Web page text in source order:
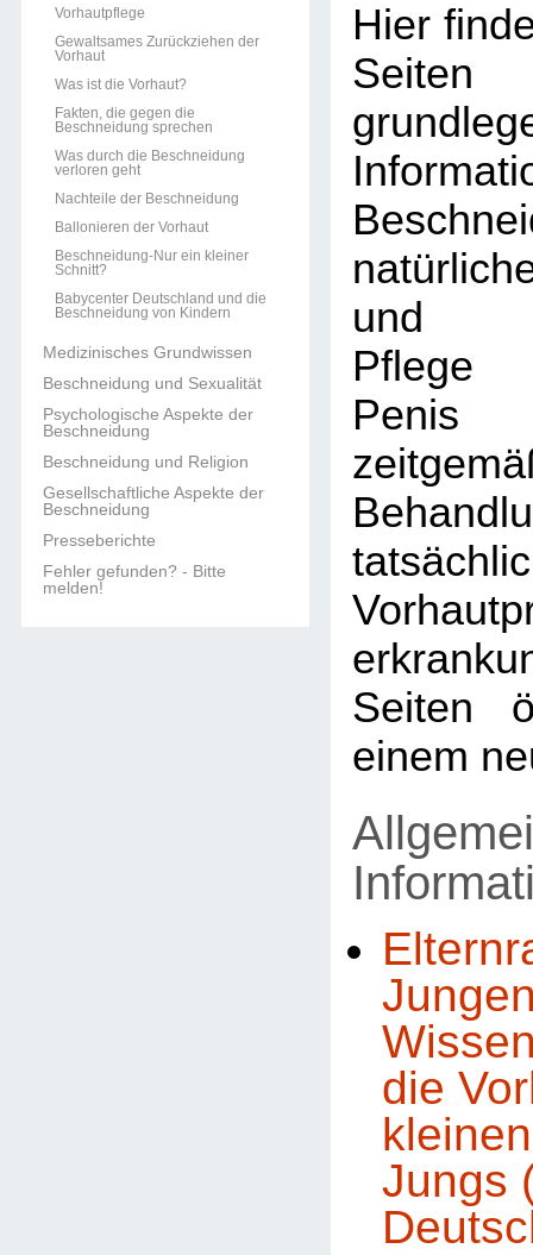
Vorhautpflege
Gewaltsames Zurückziehen der
Vorhaut
Was ist die Vorhaut?
Fakten, die gegen die
Beschneidung sprechen
Was durch die Beschneidung
verloren geht
Nachteile der Beschneidung
Ballonieren der Vorhaut
Beschneidung-Nur ein kleiner
Schnitt?
Babycenter Deutschland und die
Beschneidung von Kindern
Medizinisches Grundwissen
Beschneidung und Sexualität
Psychologische Aspekte der
Beschneidung
Beschneidung und Religion
Gesellschaftliche Aspekte der
Beschneidung
Presseberichte
Fehler gefunden? - Bitte
melden!
Hier
und
Pflege
Seiten
einem
die
Jungs